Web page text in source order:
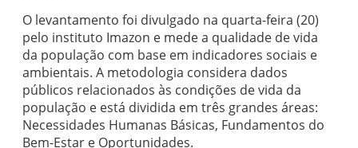
O levantamento foi divulgado na quarta-feira (20)
pelo instituto Imazon e mede a qualidade de vida
da população com base em indicadores sociais e
ambientais. A metodologia considera dados
públicos relacionados às condições de vida da
população e está dividida em três grandes áreas:
Necessidades Humanas Básicas, Fundamentos do
Bem-Estar e Oportunidades.